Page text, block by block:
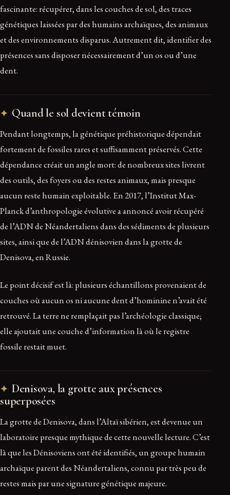
fascinante: récupérer, dans les couches de sol, des traces
génétiques laissées par des humains archaïques, des animaux
et des environnements disparus. Autrement dit, identifier des
présences sans disposer nécessairement d’un os ou d’une
dent.
Quand le sol devient témoin
Pendant longtemps, la génétique préhistorique dépendait
fortement de fossiles rares et suffisamment préservés. Cette
dépendance créait un angle mort: de nombreux sites livrent
des outils, des foyers ou des restes animaux, mais presque
aucun reste humain exploitable. En 2017, l’Institut Max-
Planck d’anthropologie évolutive a annoncé avoir récupéré
de l’ADN de Néandertaliens dans des sédiments de plusieurs
sites, ainsi que de l’ADN dénisovien dans la grotte de
Denisova, en Russie.
Le point décisif est là: plusieurs échantillons provenaient de
couches où aucun os ni aucune dent d’hominine n’avait été
retrouvé. La terre ne remplaçait pas l’archéologie classique;
elle ajoutait une couche d’information là où le registre
fossile restait muet.
Denisova, la grotte aux présences
superposées
La grotte de Denisova, dans l’Altaï sibérien, est devenue un
laboratoire presque mythique de cette nouvelle lecture. C’est
là que les Dénisoviens ont été identifiés, un groupe humain
archaïque parent des Néandertaliens, connu par très peu de
restes mais par une signature génétique majeure.